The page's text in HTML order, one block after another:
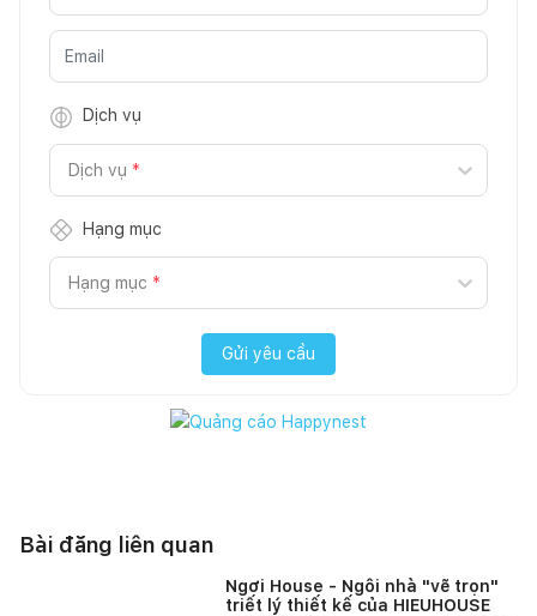
Dịch vụ
Dịch vụ *
Hạng mục
Hạng mục *
Gửi yêu cầu
Bài đăng liên quan
Ngơi House - Ngôi nhà "vẽ trọn"
triết lý thiết kế của HIEUHOUSE